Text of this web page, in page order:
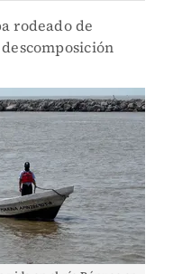
rodeado de